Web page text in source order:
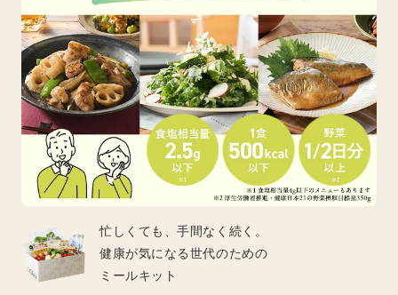
忙しくても、手間なく続く。
健康が気になる世代のための
ミールキット